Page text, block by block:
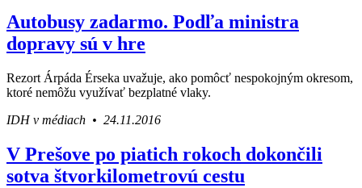
Autobusy zadarmo. Podľa ministra
dopravy sú v hre
Rezort Árpáda Érseka uvažuje, ako pomôcť nespokojným okresom,
ktoré nemôžu využívať bezplatné vlaky.
IDH v médiach • 24.11.2016
V Prešove po piatich rokoch dokončili
sotva štvorkilometrovú cestu